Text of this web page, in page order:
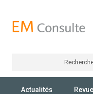
Actualités